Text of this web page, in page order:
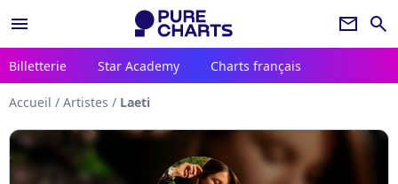
menu newsletter search
Billetterie Star Academy Charts français
Accueil / Artistes / Laeti